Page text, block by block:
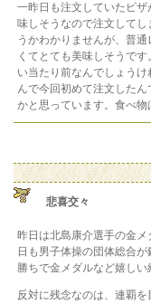
一昨日も注文していたピ
味しそうなので注文して
うかわかりませんが、普
くてとても美味しそうで
い当たり前なんでしょう
んで今回初めて注文した
かと思っています。食べ
悲喜交々
昨日は北島康介選手の金
日も男子体操の団体総合
勝ちで金メダルなど嬉し
反対に残念なのは、連覇